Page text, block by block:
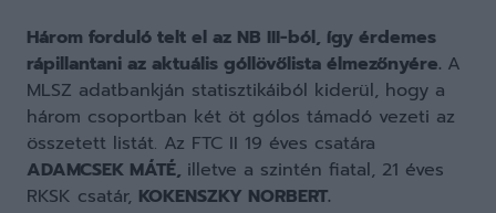
Három forduló telt el az NB III-ból, így érdemes
rápillantani az aktuális góllövőlista élmezőnyére. A
MLSZ adatbankján statisztikáiból kiderül, hogy a
három csoportban két öt gólos támadó vezeti az
összetett listát. Az FTC II 19 éves csatára
ADAMCSEK MÁTÉ, illetve a szintén fiatal, 21 éves
RKSK csatár, KOKENSZKY NORBERT.